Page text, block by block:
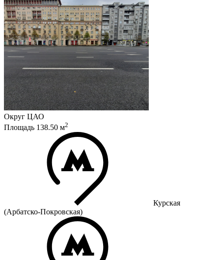
Округ ЦАО
Площадь 138.50 м2
Курская
(Арбатско-Покровская)